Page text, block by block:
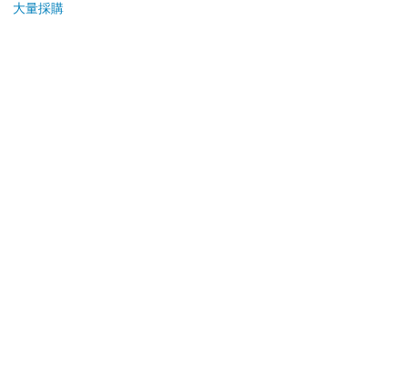
**提醒您，鑑賞期不等於試用期，退回商品須為全新狀態**
大量採購